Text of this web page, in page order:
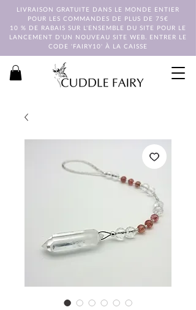
LIVRAISON GRATUITE DANS LE MONDE ENTIER
POUR LES COMMANDES DE PLUS DE 75€
10 % DE RABAIS SUR L'ENSEMBLE DU SITE POUR LE
LANCEMENT D'UN NOUVEAU SITE WEB. ENTRER LE
CODE 'FAIRY10' À LA CAISSE